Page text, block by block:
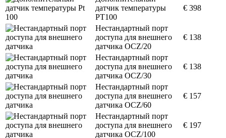
датчик температуры
PT100
€ 398
Нестандартный порт
доступа для внешнего
датчика OCZ/20
€ 138
Нестандартный порт
доступа для внешнего
датчика OCZ/30
€ 138
Нестандартный порт
доступа для внешнего
датчика OCZ/60
€ 157
Нестандартный порт
доступа для внешнего
датчика OCZ/100
€ 197